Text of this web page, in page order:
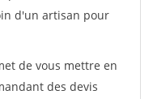
d'un artisan pour
de vous mettre en
des devis